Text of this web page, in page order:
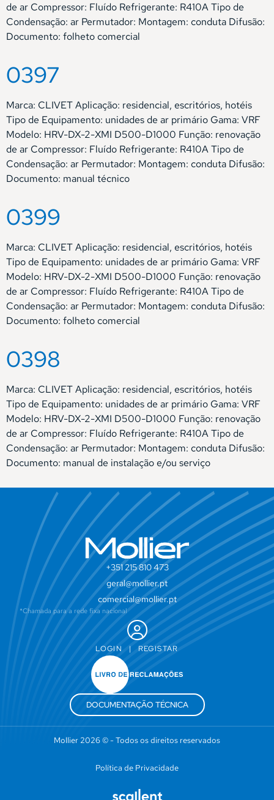
de ar Compressor: Fluído Refrigerante: R410A Tipo de
Condensação: ar Permutador: Montagem: conduta Difusão:
Documento: folheto comercial
0397
Marca: CLIVET Aplicação: residencial, escritórios, hotéis
Tipo de Equipamento: unidades de ar primário Gama: VRF
Modelo: HRV-DX-2-XMI D500-D1000 Função: renovação
de ar Compressor: Fluído Refrigerante: R410A Tipo de
Condensação: ar Permutador: Montagem: conduta Difusão:
Documento: manual técnico
0399
Marca: CLIVET Aplicação: residencial, escritórios, hotéis
Tipo de Equipamento: unidades de ar primário Gama: VRF
Modelo: HRV-DX-2-XMI D500-D1000 Função: renovação
de ar Compressor: Fluído Refrigerante: R410A Tipo de
Condensação: ar Permutador: Montagem: conduta Difusão:
Documento: folheto comercial
0398
Marca: CLIVET Aplicação: residencial, escritórios, hotéis
Tipo de Equipamento: unidades de ar primário Gama: VRF
Modelo: HRV-DX-2-XMI D500-D1000 Função: renovação
de ar Compressor: Fluído Refrigerante: R410A Tipo de
Condensação: ar Permutador: Montagem: conduta Difusão:
Documento: manual de instalação e/ou serviço
+351 215 810 473
geral@mollier.pt
comercial@mollier.pt
*Chamada para a rede fixa nacional
LOGIN | REGISTAR
DOCUMENTAÇÃO TÉCNICA
Mollier 2026 © - Todos os direitos reservados
Política de Privacidade